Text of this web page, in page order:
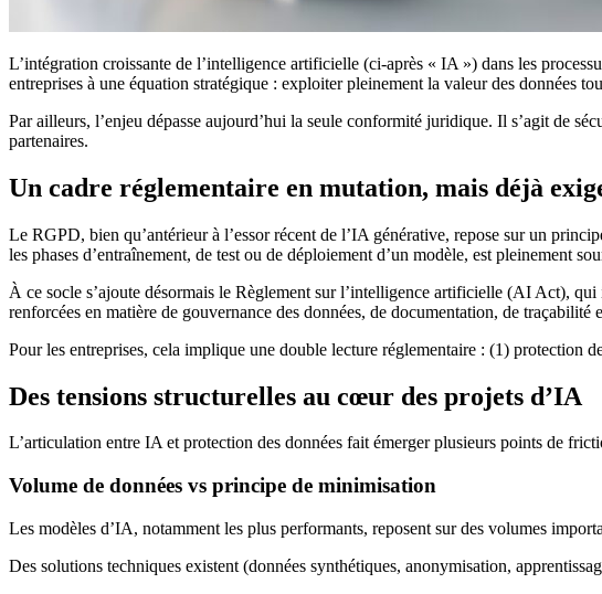
L’intégration croissante de l’intelligence artificielle (ci-après « IA ») dans les
entreprises à une équation stratégique : exploiter pleinement la valeur des données
Par ailleurs, l’enjeu dépasse aujourd’hui la seule conformité juridique. Il s’agit de
partenaires.
Un cadre réglementaire en mutation, mais déjà
Le RGPD, bien qu’antérieur à l’essor récent de l’IA générative, repose sur un
les phases d’entraînement, de test ou de déploiement d’un modèle, est pleinement
À ce socle s’ajoute désormais le Règlement sur l’intelligence artificielle (AI Act),
renforcées en matière de gouvernance des données, de documentation, de traçabilité
Pour les entreprises, cela implique une double lecture réglementaire : (1) protection
Des tensions structurelles au cœur des projets d’IA
L’articulation entre IA et protection des données fait émerger plusieurs points de
Volume de données vs principe de minimisation
Les modèles d’IA, notamment les plus performants, reposent sur des volumes
Des solutions techniques existent (données synthétiques, anonymisation,